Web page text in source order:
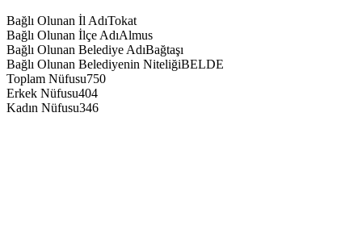
Bağlı Olunan İl AdıTokat
Bağlı Olunan İlçe AdıAlmus
Bağlı Olunan Belediye AdıBağtaşı
Bağlı Olunan Belediyenin NiteliğiBELDE
Toplam Nüfusu750
Erkek Nüfusu404
Kadın Nüfusu346